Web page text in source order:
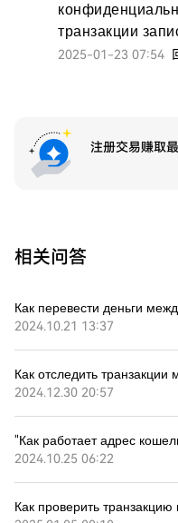
транзакции
2025-01-23 07:54
注册交易赚取
相关问答
Как перевести деньги
2024.10.21 13:37
Как отследить транзакции
2024.12.30 20:57
"Как работает адрес
2024.10.25 06:22
Как проверить транзакцию